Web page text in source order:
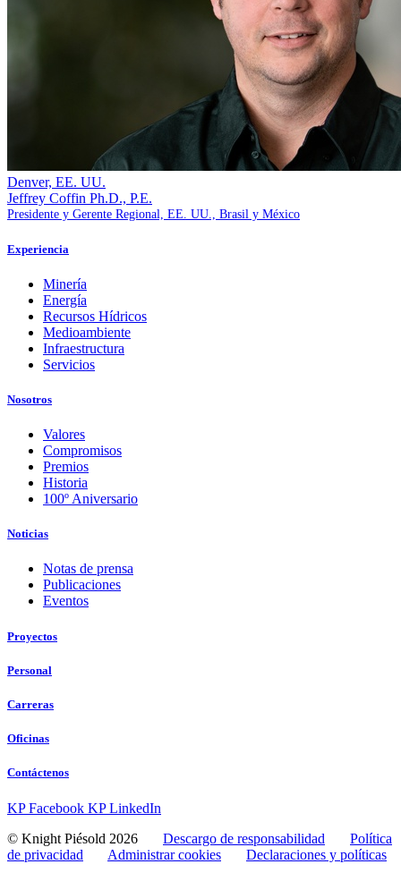
Denver, EE. UU.
Jeffrey Coffin Ph.D., P.E.
Presidente y Gerente Regional, EE. UU., Brasil y México
Experiencia
Minería
Energía
Recursos Hídricos
Medioambiente
Infraestructura
Servicios
Nosotros
Valores
Compromisos
Premios
Historia
100º Aniversario
Noticias
Notas de prensa
Publicaciones
Eventos
Proyectos
Personal
Carreras
Oficinas
Contáctenos
KP Facebook KP LinkedIn
© Knight Piésold 2026 Descargo de responsabilidad
Política
de privacidad
Administrar cookies Declaraciones y políticas